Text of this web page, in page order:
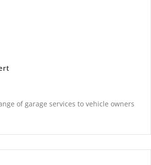
of garage services to vehicle owners